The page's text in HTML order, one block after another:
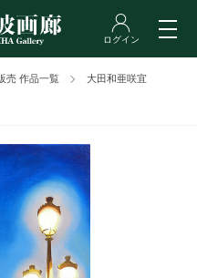
売 作品一覧 大田和亜咲宜